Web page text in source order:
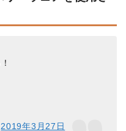
2019年3月27日